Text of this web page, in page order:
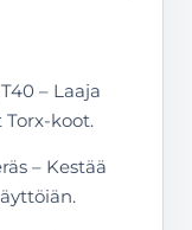
T40 – Laaja
koot.
– Kestää